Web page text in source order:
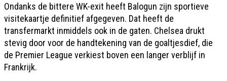
Ondanks de bittere WK-exit heeft Balogun zijn sportieve
visitekaartje definitief afgegeven. Dat heeft de
transfermarkt inmiddels ook in de gaten. Chelsea drukt
stevig door voor de handtekening van de goaltjesdief, die
de Premier League verkiest boven een langer verblijf in
Frankrijk.